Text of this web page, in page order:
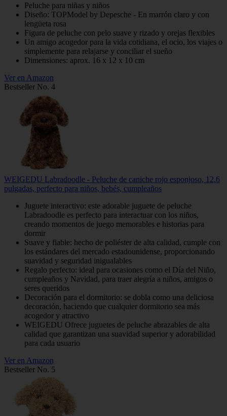
Peluche para niñas y niños
Diseño: TOPModel by Depesche - En marrón claro y con
lengüeta rosa
Figura de peluche con pelo suave y rizado y orejas flexibles
Un amigo acogedor para la vida cotidiana, el ocio, los viajes o
simplemente para relajarse y conciliar el sueño
Dimensiones: aprox. 16 x 12 x 10 cm
Ver en Amazon
Bestseller No. 4
WEIGEDU Labradoodle - Peluche de caniche rojo esponjoso, 12.6
pulgadas, perfecto para niños, bebés, cumpleaños
Juguete interactivo: este adorable juguete de peluche
Labradoodle es perfecto para interactuar con los niños,
creando momentos de juego memorables e historias para
dormir
Suave y fiable: hecho de poliéster de alta calidad, cumple con
los estándares del mercado estadounidense, proporcionando
suavidad y seguridad inigualables
Regalo perfecto: ideal para ocasiones como el Día del Niño,
cumpleaños y Navidad, para traer alegría a niños, amigos o
seres queridos
Decoración para el dormitorio: se dobla como una deliciosa
decoración, haciendo que cualquier dormitorio sea más
acogedor y atractivo
WEIGEDU Ofrece juguetes de peluche abrazables de alta
calidad que garantizan una suavidad superior y adorabilidad
para cada usuario
Ver en Amazon
Bestseller No. 5